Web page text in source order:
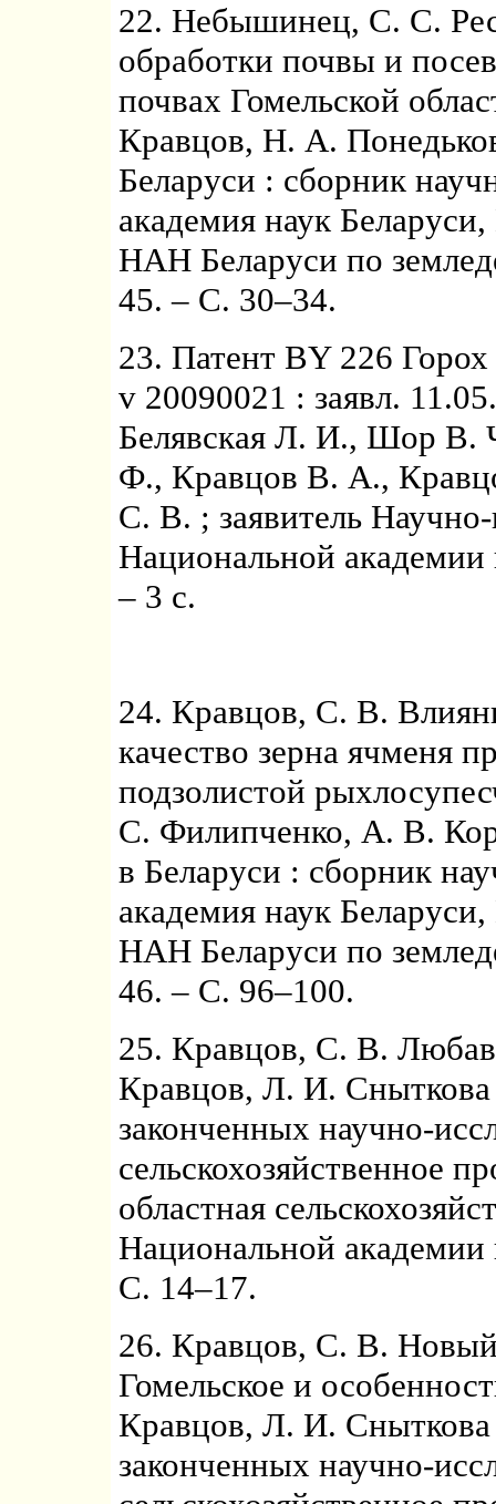
22. Небышинец, С. С.
обработки почвы и
почвах Гомельской
Кравцов, Н. А.
Беларуси : сборник
академия наук
НАН Беларуси по
45. – С. 30–34.
23. Патент BY 226
v 20090021 : заявл.
Белявская Л. И., Шор В.
Ф., Кравцов В. А.,
С. В. ; заявитель
Национальной академии
– 3 с.
24. Кравцов, С. В.
качество зерна ячменя
подзолистой
С. Филипченко, А. В.
в Беларуси : сборник
академия наук
НАН Беларуси по
46. – С. 96–100.
25. Кравцов, С. В.
Кравцов, Л. И.
законченных научно-
сельскохозяйственное
областная
Национальной
С. 14–17.
26. Кравцов, С. В.
Гомельское и
Кравцов, Л. И.
законченных научно-